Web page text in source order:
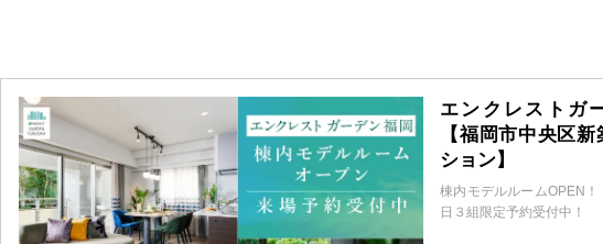
エンクレストガ
【福岡市中央区
ション】
棟内モデルルームOPEN
日３組限定予約受付中！